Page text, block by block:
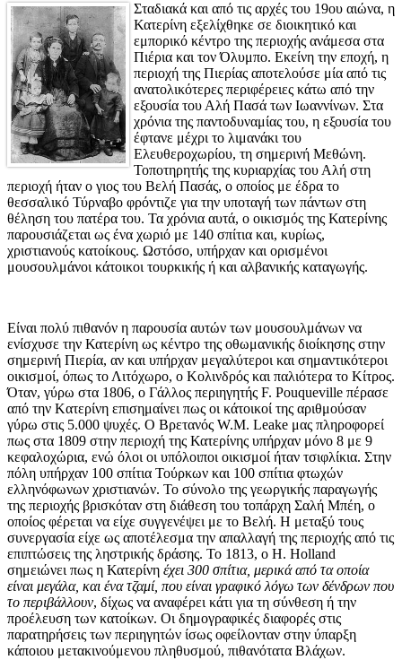
Σταδιακά και από τις αρχές του 19ου αιώνα, η
Κατερίνη εξελίχθηκε σε διοικητικό και
εμπορικό κέντρο της περιοχής ανάμεσα στα
Πιέρια και τον Όλυμπο. Εκείνη την εποχή, η
περιοχή της Πιερίας αποτελούσε μία από τις
ανατολικότερες περιφέρειες κάτω από την
εξουσία του Αλή Πασά των Ιωαννίνων. Στα
χρόνια της παντοδυναμίας του, η εξουσία του
έφτανε μέχρι το λιμανάκι του
Ελευθεροχωρίου, τη σημερινή Μεθώνη.
Τοποτηρητής της κυριαρχίας του Αλή στη
περιοχή ήταν ο γιος του Βελή Πασάς, ο οποίος με έδρα το
θεσσαλικό Τύρναβο φρόντιζε για την υποταγή των πάντων στη
θέληση του πατέρα του. Τα χρόνια αυτά, o οικισμός της Κατερίνης
παρουσιάζεται ως ένα χωριό με 140 σπίτια και, κυρίως,
χριστιανούς κατοίκους. Ωστόσο, υπήρχαν και ορισμένοι
μουσουλμάνοι κάτοικοι τουρκικής ή και αλβανικής καταγωγής.
Είναι πολύ πιθανόν η παρουσία αυτών των μουσουλμάνων να
ενίσχυσε την Κατερίνη ως κέντρο της οθωμανικής διοίκησης στην
σημερινή Πιερία, αν και υπήρχαν μεγαλύτεροι και σημαντικότεροι
οικισμοί, όπως το Λιτόχωρο, ο Κολινδρός και παλιότερα το Κίτρος.
Όταν, γύρω στα 1806, ο Γάλλος περιηγητής F. Pouqueville πέρασε
από την Kατερίνη επισημαίνει πως οι κάτοικοί της αριθμούσαν
γύρω στις 5.000 ψυχές. Ο Βρετανός W.M. Leake μας πληροφορεί
πως στα 1809 στην περιοχή της Κατερίνης υπήρχαν μόνο 8 με 9
κεφαλοχώρια, ενώ όλοι οι υπόλοιποι οικισμοί ήταν τσιφλίκια. Στην
πόλη υπήρχαν 100 σπίτια Τούρκων και 100 σπίτια φτωχών
ελληνόφωνων χριστιανών. Το σύνολο της γεωργικής παραγωγής
της περιοχής βρισκόταν στη διάθεση του τοπάρχη Σαλή Μπέη, ο
οποίος φέρεται να είχε συγγενέψει με το Βελή. Η μεταξύ τους
συνεργασία είχε ως αποτέλεσμα την απαλλαγή της περιοχής από τις
επιπτώσεις της ληστρικής δράσης. Το 1813, o Η. Holland
σημειώνει πως η Κατερίνη έχει 300 σπίτια, μερικά από τα οποία
είναι μεγάλα, και ένα τζαμί, που είναι γραφικό λόγω των δένδρων που
το περιβάλλουν, δίχως να αναφέρει κάτι για τη σύνθεση ή την
προέλευση των κατοίκων. Οι δημογραφικές διαφορές στις
παρατηρήσεις των περιηγητών ίσως οφείλονταν στην ύπαρξη
κάποιου μετακινούμενου πληθυσμού, πιθανότατα Βλάχων.